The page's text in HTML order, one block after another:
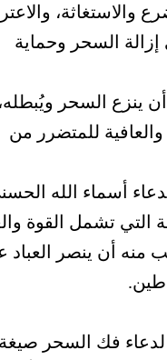
والاستغاثة،
إزالة السحر وحماية
ينزع السحر ويُبطله،
للمتضرر من
أسماء الله
التي تشمل القوة
منه أن ينصر العباد
فك السحر صيغة